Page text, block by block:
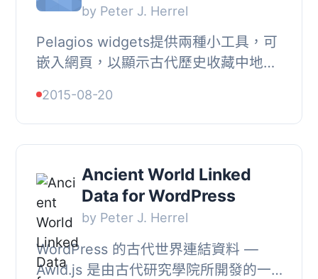
by Peter J. Herrel
Pelagios widgets提供兩種小工具，可
嵌入網頁，以顯示古代歷史收藏中地點
可顯示在網站上提到的地點的相關資
訊，另一個...
2015-08-20
Ancient World Linked
Data for WordPress
by Peter J. Herrel
WordPress 的古代世界連結資料 —
Awld.js 是由古代研究學院所開發的一